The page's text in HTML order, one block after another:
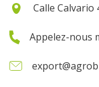
Calle Calvario
Appelez-nous